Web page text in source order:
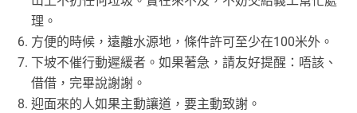
理。
方便的時候，遠離水源地，條件許可至少在100米外。
下坡不催行動遲緩者。如果著急，請友好提醒：唔該、
借借，完畢說謝謝。
迎面來的人如果主動讓道，要主動致謝。